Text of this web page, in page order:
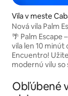
Vila v meste
Nová vila Palm
Klimatizácia |
🌴 Palm Escape
vila len 10 minút
Encuentro! Užite si krásne navrhnutú
modernú vilu
tropickou
plnou
Obľúbené